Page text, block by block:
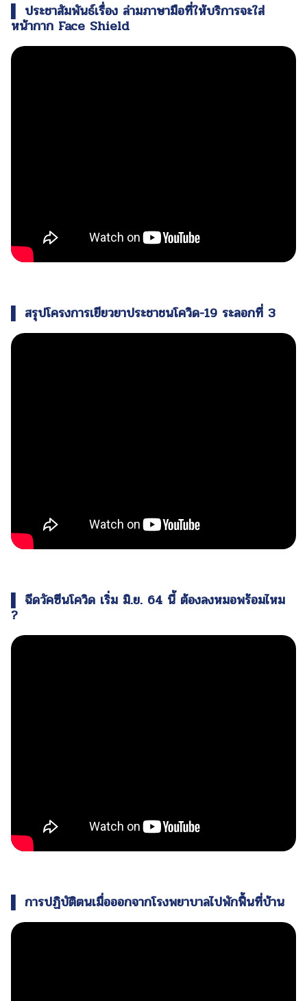
▌ ประชาสัมพันธ์เรื่อง ล่ามภาษามือที่ให้บริการจะใส่
หน้ากาก Face Shield
▌ สรุปโครงการเยียวยาประชาชนโควิด-19 ระลอกที่ 3
▌ ฉีดวัคซีนโควิด เริ่ม มิ.ย. 64 นี้ ต้องลงหมอพร้อมไหม
?
▌ การปฏิบัติตนเมื่อออกจากโรงพยาบาลไปพักฟื้นที่บ้าน